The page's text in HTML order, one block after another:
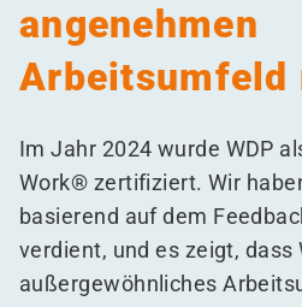
angenehmen
Arbeitsumfeld
Im Jahr 2024 wurde WDP
Work® zertifiziert. Wir
basierend auf dem
verdient, und es zeigt, dass
außergewöhnliches